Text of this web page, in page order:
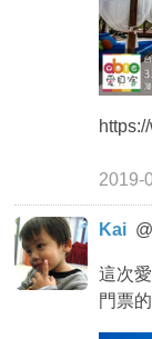
2019-
Kai
這次
門票